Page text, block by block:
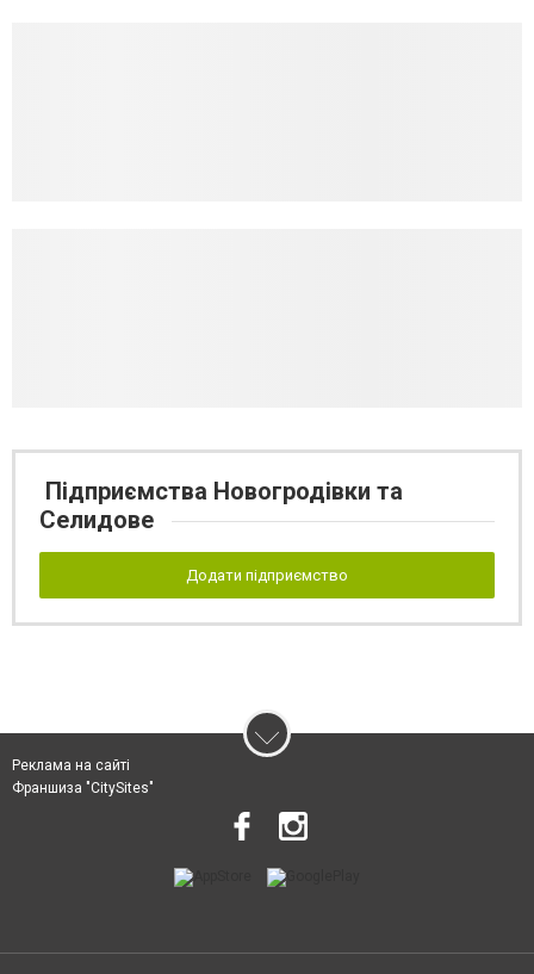
Підприємства Новогродівки та
Селидове
Додати підприємство
Реклама на сайті
Франшиза "CitySites"